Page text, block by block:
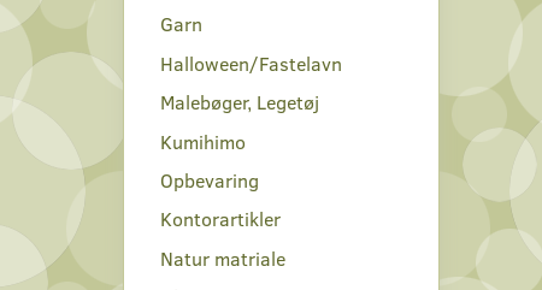
Garn
Halloween/Fastelavn
Malebøger, Legetøj
Kumihimo
Opbevaring
Kontorartikler
Natur matriale